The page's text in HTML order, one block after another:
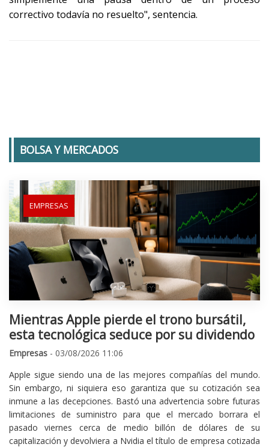
correctivo todavía no resuelto", sentencia.
BOLSA Y MERCADOS
EMPRESAS
Mientras Apple pierde el trono bursátil,
esta tecnológica seduce por su dividendo
Empresas - 03/08/2026 11:06
Apple sigue siendo una de las mejores compañías del mundo.
Sin embargo, ni siquiera eso garantiza que su cotización sea
inmune a las decepciones. Bastó una advertencia sobre futuras
limitaciones de suministro para que el mercado borrara el
pasado viernes cerca de medio billón de dólares de su
capitalización y devolviera a Nvidia el título de empresa cotizada